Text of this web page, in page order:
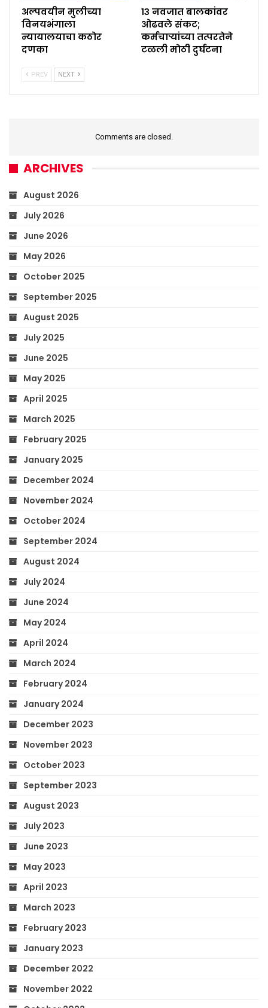
अल्पवयीन मुलीच्या
विनयभंगाला
न्यायालयाचा कठोर
दणका
१३ नवजात बालकांवर
ओढवले संकट;
कर्मचाऱ्यांच्या तत्परतेने
टळली मोठी दुर्घटना
PREV NEXT
Comments are closed.
ARCHIVES
August 2026
July 2026
June 2026
May 2026
October 2025
September 2025
August 2025
July 2025
June 2025
May 2025
April 2025
March 2025
February 2025
January 2025
December 2024
November 2024
October 2024
September 2024
August 2024
July 2024
June 2024
May 2024
April 2024
March 2024
February 2024
January 2024
December 2023
November 2023
October 2023
September 2023
August 2023
July 2023
June 2023
May 2023
April 2023
March 2023
February 2023
January 2023
December 2022
November 2022